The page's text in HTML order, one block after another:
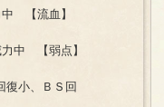
【流血】
中 【弱点】
復小、ＢＳ回